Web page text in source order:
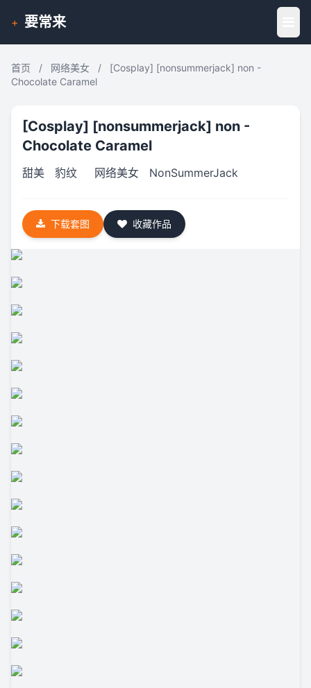
+ 要常来
首页 / 网络美女 /
[Cosplay] [nonsummerjack] non -
Chocolate Caramel
[Cosplay] [nonsummerjack] non -
Chocolate Caramel
甜美 豹纹 网络美女 NonSummerJack
下载套图 收藏作品